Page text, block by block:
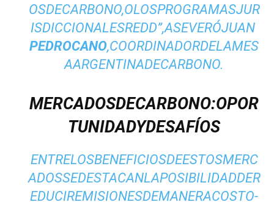
OSDECARBONO,OLOSPROGRAMASJUR
ISDICCIONALESREDD”,ASEVERÓJUAN
PEDROCANO,COORDINADORDELAMES
AARGENTINADECARBONO.
MERCADOSDECARBONO:OPOR
TUNIDADYDESAFÍOS
ENTRELOSBENEFICIOSDEESTOSMERC
ADOSSEDESTACANLAPOSIBILIDADDER
EDUCIREMISIONESDEMANERACOSTO-